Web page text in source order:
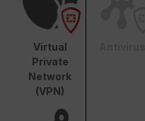
Virtual
Private
Network
(VPN)